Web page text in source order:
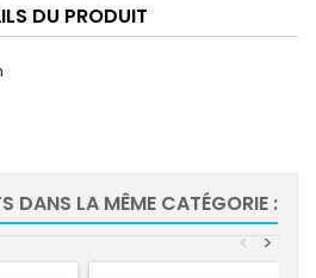
DU PRODUIT
DANS LA MÊME CATÉGORIE :
>
<